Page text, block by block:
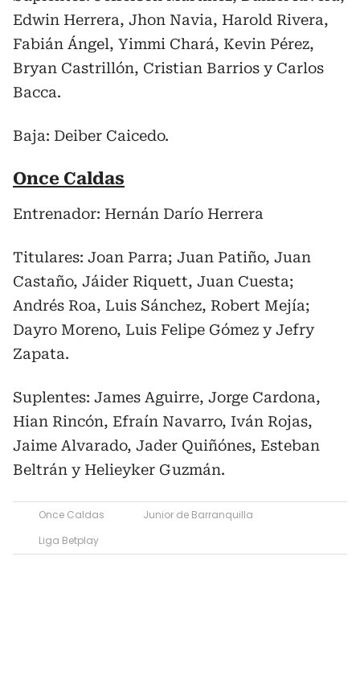
Edwin Herrera, Jhon Navia, Harold Rivera,
Fabián Ángel, Yimmi Chará, Kevin Pérez,
Bryan Castrillón, Cristian Barrios y Carlos
Bacca.
Baja: Deiber Caicedo.
Once Caldas
Entrenador: Hernán Darío Herrera
Titulares: Joan Parra; Juan Patiño, Juan
Castaño, Jáider Riquett, Juan Cuesta;
Andrés Roa, Luis Sánchez, Robert Mejía;
Dayro Moreno, Luis Felipe Gómez y Jefry
Zapata.
Suplentes: James Aguirre, Jorge Cardona,
Hian Rincón, Efraín Navarro, Iván Rojas,
Jaime Alvarado, Jader Quiñónes, Esteban
Beltrán y Helieyker Guzmán.
Once Caldas
Junior de Barranquilla
Liga Betplay